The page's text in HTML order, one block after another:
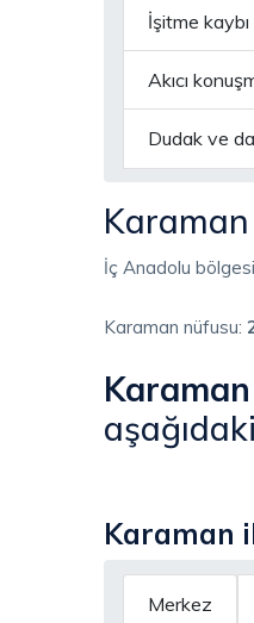
İşitme
Akıcı
Dudak ve
Karaman
İç Anadolu
Karaman nüfusu:
Karaman
Karaman
Merkez